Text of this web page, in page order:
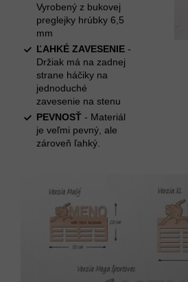
Vyrobený z bukovej
preglejky hrúbky 6,5
mm
ĽAHKÉ ZAVESENIE -
Držiak má na zadnej
strane háčiky na
jednoduché
zavesenie na stenu
PEVNOSŤ - Materiál
je veľmi pevný, ale
zároveň ľahký.